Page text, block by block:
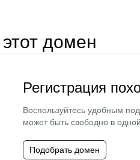
домен
Регистрация
Воспользуйтесь удобным
может быть свободно в
Подобрать домен